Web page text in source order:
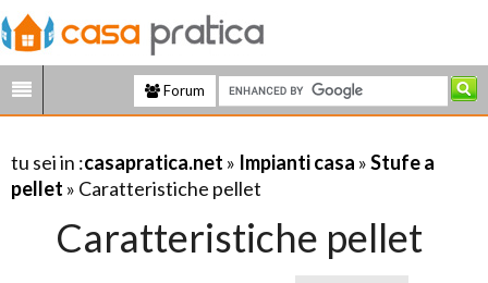
Forum
tu sei in :casapratica.net » Impianti casa »Stufe a
pellet » Caratteristiche pellet
Caratteristiche pellet